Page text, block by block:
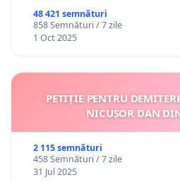
48 421 semnături
858 Semnături / 7 zile
1 Oct 2025
PETIȚIE PENTRU
NICUȘOR DAN
2 115 semnături
458 Semnături / 7 zile
31 Jul 2025